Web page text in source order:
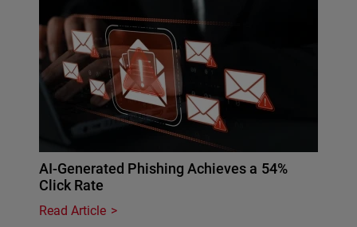
AI-Generated Phishing Achieves a 54%
Click Rate
Read Article